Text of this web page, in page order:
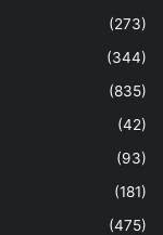
(273)
(344)
(835)
(42)
(93)
(181)
(475)